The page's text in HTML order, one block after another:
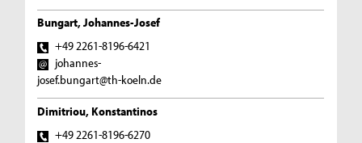
Bungart, Johannes-Josef
+49 2261-8196-6421
johannes-
josef.bungart@th-koeln.de
Dimitriou, Konstantinos
+49 2261-8196-6270